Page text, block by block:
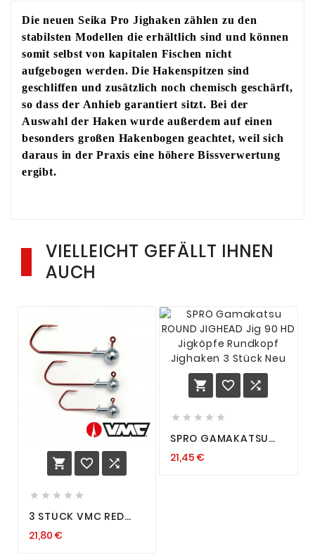
Die neuen Seika Pro Jighaken zählen zu den
stabilsten Modellen die erhältlich sind und können
somit selbst von kapitalen Fischen nicht
aufgebogen werden. Die Hakenspitzen sind
geschliffen und zusätzlich noch chemisch geschärft,
so dass der Anhieb garantiert sitzt. Bei der
Auswahl der Haken wurde außerdem auf einen
besonders großen Hakenbogen geachtet, weil sich
daraus in der Praxis eine höhere Bissverwertung
ergibt.
VIELLEICHT GEFÄLLT IHNEN
AUCH
  
    
3 STÜCK VMC RED
JIGKÖPFE JIGHAKEN
21,80 €
  
    
SPRO GAMAKATSU
90 HD JIGKÖPFE
21,45 €